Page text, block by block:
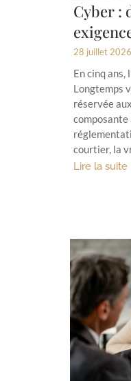
Cyber :
28 juillet 2026
En cinq ans,
Longtemps
réservée
courtier, la
Lire la suite